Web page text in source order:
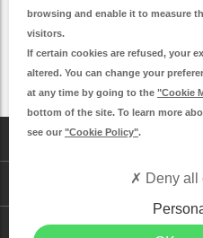
S'inscrire à
DEMANDE
browsing and enable it to measure
visitors.
If certain cookies are refused, your
altered. You can change your
at any time by going to the "Cookie
bottom of the site. To learn more
see our "Cookie Policy".
Deny all